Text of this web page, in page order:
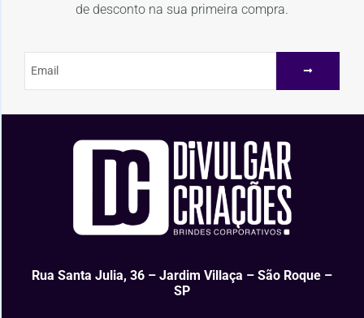
de desconto na sua primeira compra.
Rua Santa Julia, 36 – Jardim Villaça – São Roque –
SP